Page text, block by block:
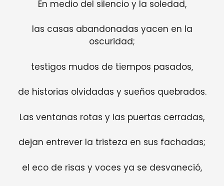
En medio del silencio y la soledad,
las casas abandonadas yacen en la
oscuridad;
testigos mudos de tiempos pasados,
de historias olvidadas y sueños quebrados.
Las ventanas rotas y las puertas cerradas,
dejan entrever la tristeza en sus fachadas;
el eco de risas y voces ya se desvaneció,